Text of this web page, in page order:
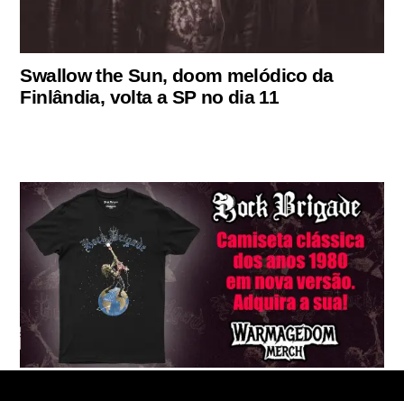
Swallow the Sun, doom melódico da
Finlândia, volta a SP no dia 11